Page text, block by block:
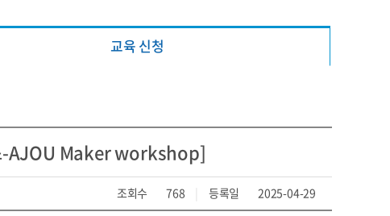
교육 신청
-AJOU Maker workshop]
조회수 768 등록일 2025-04-29